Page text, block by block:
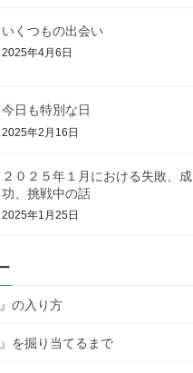
いくつもの出会い
2025年4月6日
今日も特別な日
2025年2月16日
２０２５年１月における失敗、成
功、挑戦中の話
2025年1月25日
の入り方
』を掘り当てるまで